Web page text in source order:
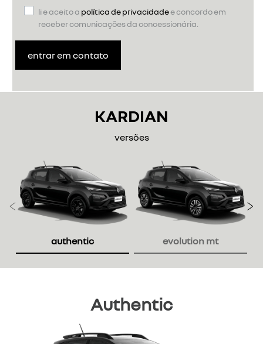
li e aceito a política de privacidadee concordo em
receber comunicações da concessionária.
entrar em contato
KARDIAN
versões
authentic evolution mt
Anterior
Authentic